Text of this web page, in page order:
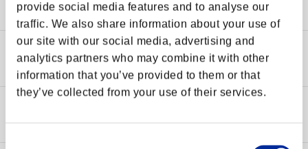
provide social media features and to analyse our
traffic. We also share information about your use of
our site with our social media, advertising and
analytics partners who may combine it with other
information that you’ve provided to them or that
they’ve collected from your use of their services.
【延期】シャドルー格闘家研究所 メンテナンスのお知らせ
サイト更新情報
シャドルー格闘家研究所 メンテナンスのお知らせ
2025-03-03 16:27
【完了】サーバーメンテナンス作業実施のお知らせ(10/16)